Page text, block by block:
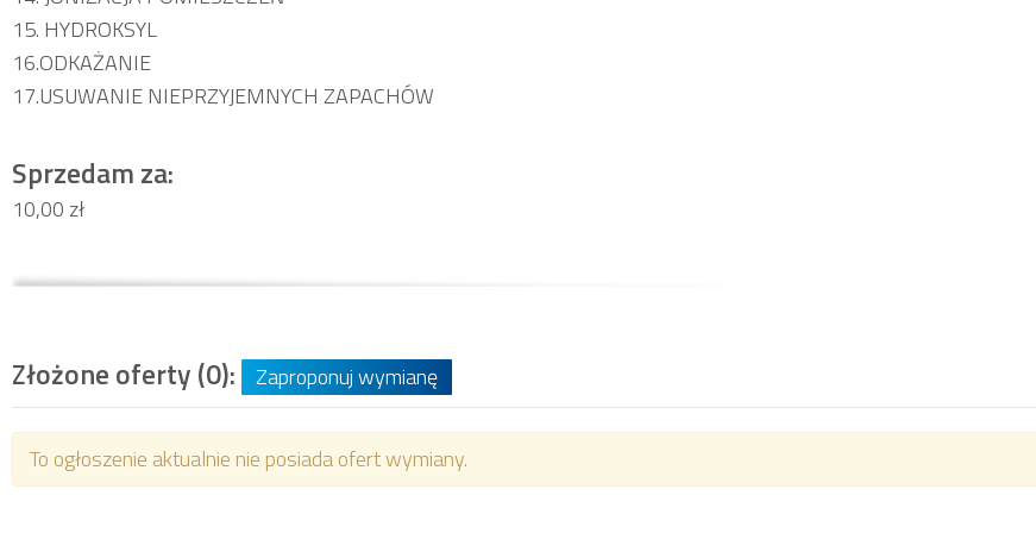
15. HYDROKSYL
16.ODKAŻANIE
17.USUWANIE NIEPRZYJEMNYCH ZAPACHÓW
Sprzedam za:
10,00 zł
Złożone oferty (0): Zaproponuj wymianę
To ogłoszenie aktualnie nie posiada ofert wymiany.